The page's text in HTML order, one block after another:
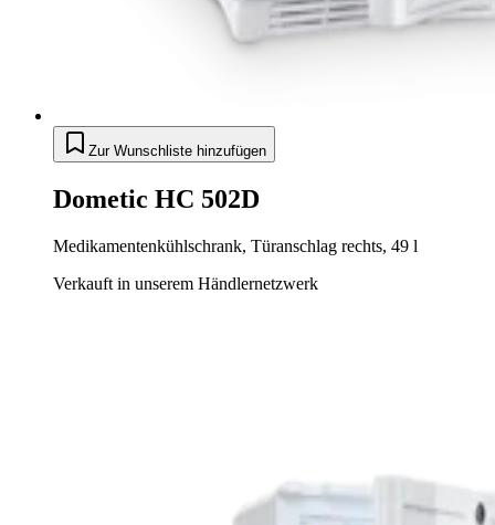
Zur Wunschliste hinzufügen
Dometic HC 502D
Medikamentenkühlschrank, Türanschlag rechts, 49 l
Verkauft in unserem Händlernetzwerk